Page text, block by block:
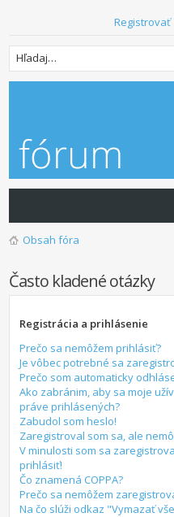
Registrovať
Obsah fóra
Často kladené otázky
Registrácia a prihlásenie
Prečo sa nemôžem prihlásiť?
Je vôbec potrebné sa
Prečo som automaticky
Ako zabránim, aby sa moje
práve prihlásených?
Zabudol som heslo!
Zaregistroval som sa, ale
V minulosti som sa
prihlásiť!
Čo znamená COPPA?
Prečo sa nemôžem
Na čo slúži odkaz "Vymazať